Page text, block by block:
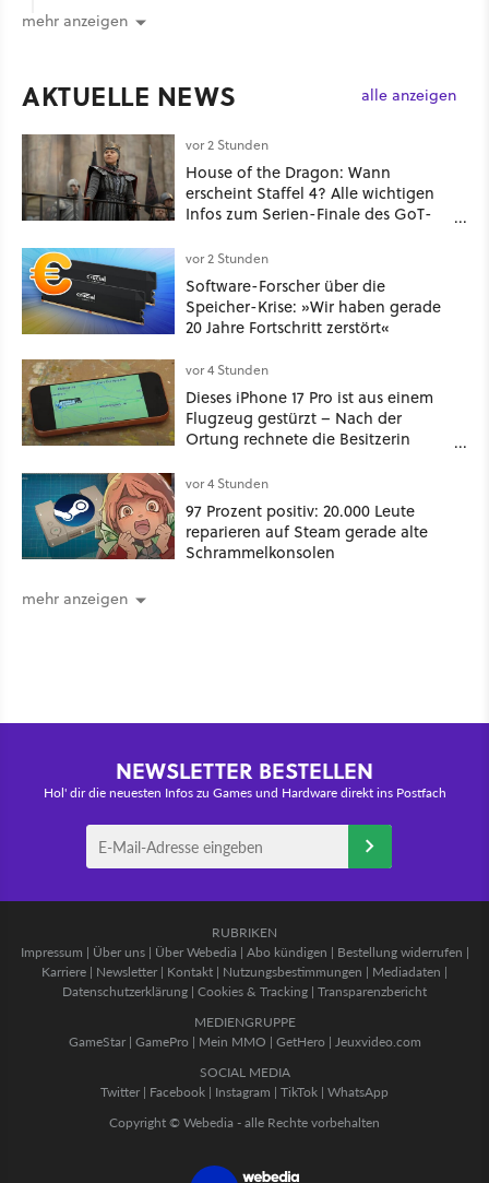
mehr anzeigen
AKTUELLE NEWS alle anzeigen
vor 2 Stunden
House of the Dragon: Wann
erscheint Staffel 4? Alle wichtigen
Infos zum Serien-Finale des GoT-
vor 2 Stunden
Software-Forscher über die
Speicher-Krise: »Wir haben gerade
20 Jahre Fortschritt zerstört«
vor 4 Stunden
Dieses iPhone 17 Pro ist aus einem
Flugzeug gestürzt – Nach der
Ortung rechnete die Besitzerin
vorzufinden
vor 4 Stunden
97 Prozent positiv: 20.000 Leute
reparieren auf Steam gerade alte
Schrammelkonsolen
mehr anzeigen
NEWSLETTER BESTELLEN
Hol' dir die neuesten Infos zu Games und Hardware direkt ins Postfach
RUBRIKEN
Impressum | Über uns| Über Webedia | Abo kündigen | Bestellung widerrufen |
Karriere | Newsletter | Kontakt | Nutzungsbestimmungen | Mediadaten |
Datenschutzerklärung | Cookies & Tracking | Transparenzbericht
MEDIENGRUPPE
GameStar| GamePro | Mein MMO | GetHero | Jeuxvideo.com
SOCIAL MEDIA
Twitter | Facebook | Instagram | TikTok | WhatsApp
Copyright © Webedia - alle Rechte vorbehalten